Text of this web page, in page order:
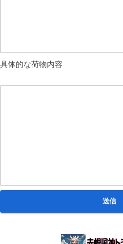
具体的な荷物内容